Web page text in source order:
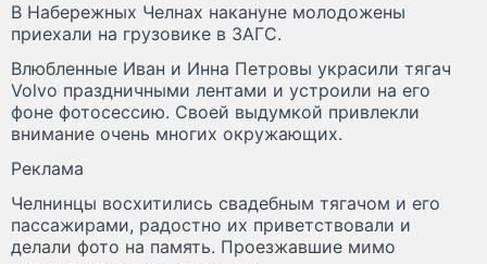
В Набережных Челнах накануне молодожены
приехали на грузовике в ЗАГС.
Влюбленные Иван и Инна Петровы украсили тягач
Volvo праздничными лентами и устроили на его
фоне фотосессию. Своей выдумкой привлекли
внимание очень многих окружающих.
Реклама
Челнинцы восхитились свадебным тягачом и его
пассажирами, радостно их приветствовали и
делали фото на память. Проезжавшие мимо